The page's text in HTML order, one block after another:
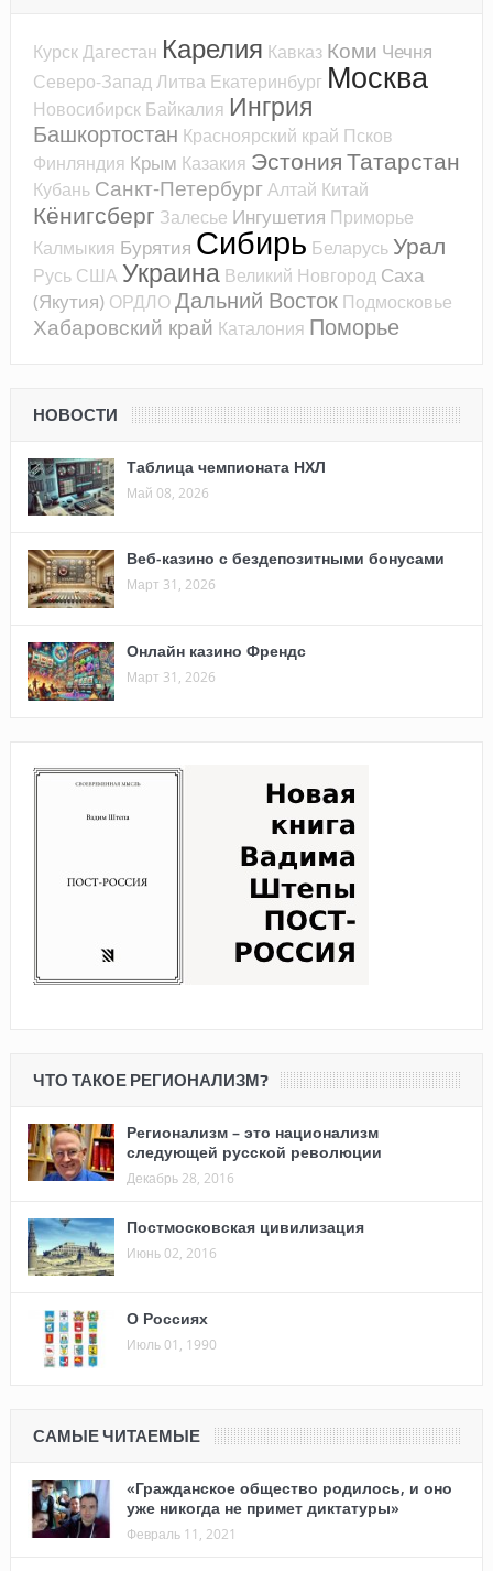
КурскДагестан Карелия Кавказ Коми Чечня
Северо-ЗападЛитва Екатеринбург Москва
Новосибирск Байкалия Ингрия
Башкортостан Красноярский край Псков
Финляндия Крым Казакия ЭстонияТатарстан
Кубань Санкт-ПетербургАлтай Китай
Кёнигсберг Залесье Ингушетия Приморье
Калмыкия Бурятия Сибирь Беларусь Урал
Русь США Украина Великий Новгород Саха
(Якутия) ОРДЛОДальний Восток Подмосковье
Хабаровский край Каталония Поморье
НОВОСТИ
Таблица чемпионата НХЛ
Май 08, 2026
Веб-казино с бездепозитными бонусами
Март 31, 2026
Онлайн казино Френдс
Март 31, 2026
ЧТО ТАКОЕ РЕГИОНАЛИЗМ?
Регионализм – это национализм
следующей русской революции
Декабрь 28, 2016
Постмосковская цивилизация
Июнь 02, 2016
О Россиях
Июль 01, 1990
САМЫЕ ЧИТАЕМЫЕ
«Гражданское общество родилось, и оно
уже никогда не примет диктатуры»
Февраль 11, 2021